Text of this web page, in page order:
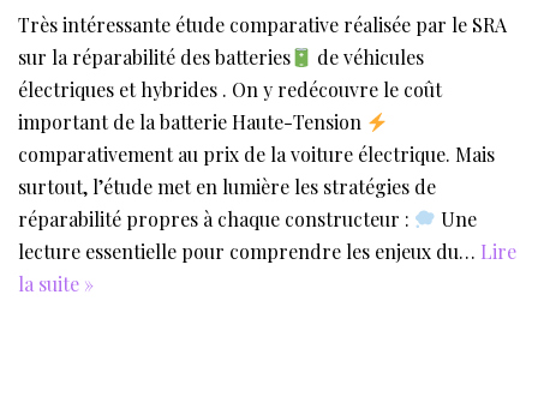
Très intéressante étude comparative réalisée par le SRA
sur la réparabilité des batteries
de véhicules
électriques et hybrides . On y redécouvre le coût
important de la batterie Haute-Tension
comparativement au prix de la voiture électrique. Mais
surtout, l’étude met en lumière les stratégies de
réparabilité propres à chaque constructeur :
Une
lecture essentielle pour comprendre les enjeux du… Lire
la suite »